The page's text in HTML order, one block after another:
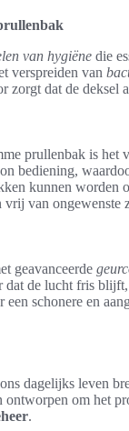
van hygiëne die
verspreiden van
dat de deksel
prullenbak is het
bediening,
kunnen worden
van ongewenste
geavanceerde
dat de lucht fris
een schonere en
dagelijks leven
om het
.